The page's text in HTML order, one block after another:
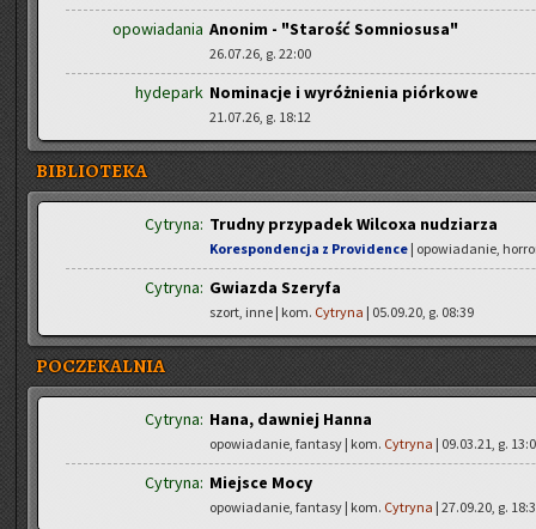
opowiadania Anonim - "Starość Somniosusa"
26.07.26, g. 22:00
hydepark Nominacje i wyróżnienia piórkowe
21.07.26, g. 18:12
BIBLIOTEKA
Cytryna: Trudny przypadek Wilcoxa nudziarza
Korespondencja z Providence | opowiadanie,
Cytryna: Gwiazda Szeryfa
szort, inne | kom. Cytryna | 05.09.20, g. 08:39
POCZEKALNIA
Cytryna: Hana, dawniej Hanna
opowiadanie, fantasy | kom. Cytryna | 09.03.21, g.
Cytryna: Miejsce Mocy
opowiadanie, fantasy | kom. Cytryna | 27.09.20, g.